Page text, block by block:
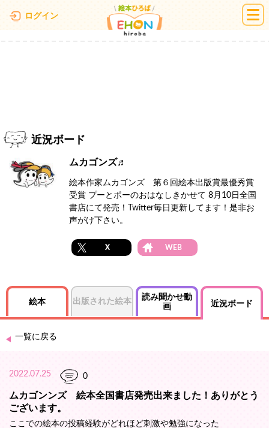
ログイン 絵本ひろば
近況ボード
ムカゴンズ♬
絵本作家ムカゴンズ 第６回絵本出版賞最優秀賞
受賞 プーとポーのおはなしきかせて 8月10日全国
書店にて発売！Twitter毎日更新してます！是非お
声がけ下さい。
X WEB
絵本 出版された絵本
読み聞かせ動
画
近況ボード
一覧に戻る
2022.07.25 0
ムカゴンンズ 絵本全国書店発売出来ました！ありがとう
ございます。
ここでの絵本の投稿経験がどれほど刺激や勉強になった